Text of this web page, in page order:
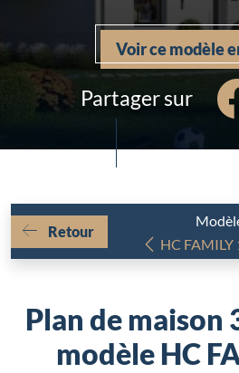
Voir ce modèle
Partager sur
Retour
HC FAMILY
Plan de maison
modèle HC